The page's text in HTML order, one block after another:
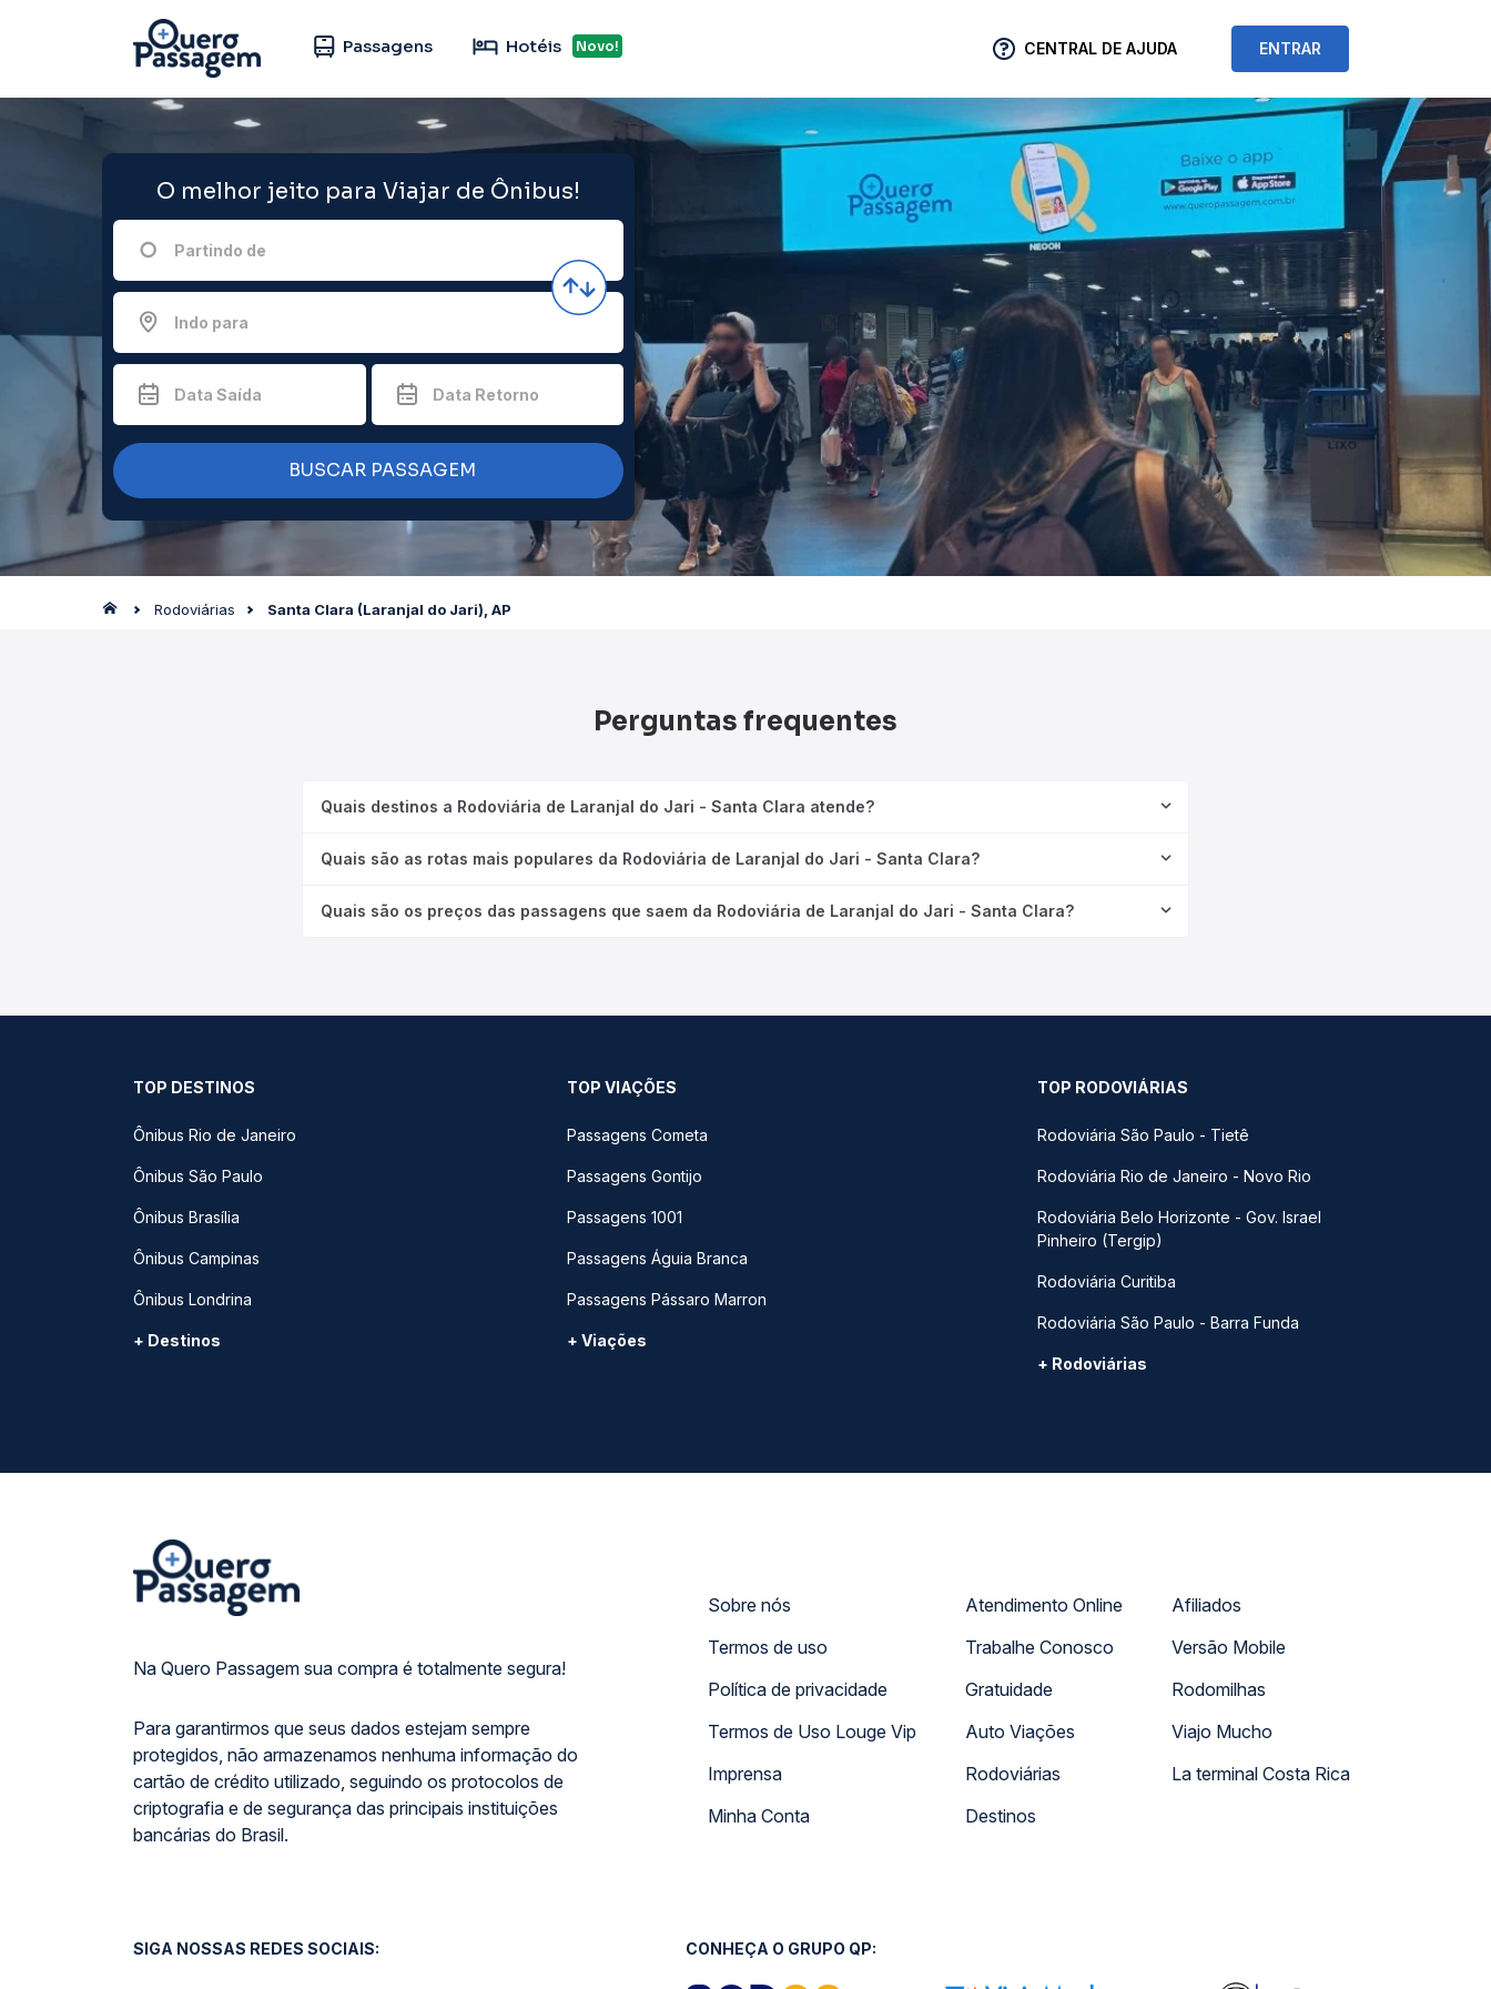
Passagens Hotéis Novo! CENTRAL DE AJUDA ENTRAR
O melhor jeito para Viajar de Ônibus!
Partindo de
Indo para
Data Saída Data Retorno
BUSCAR PASSAGEM
Rodoviárias Santa Clara (Laranjal do Jari), AP
Perguntas frequentes
Quais destinos a Rodoviária de Laranjal do Jari - Santa Clara atende?
Quais são as rotas mais populares da Rodoviária de Laranjal do Jari - Santa Clara?
Quais são os preços das passagens que saem da Rodoviária de Laranjal do Jari - Santa Clara?
TOP DESTINOS
Ônibus Rio de Janeiro
Ônibus São Paulo
Ônibus Brasília
Ônibus Campinas
Ônibus Londrina
+ Destinos
TOP VIAÇÕES
Passagens Cometa
Passagens Gontijo
Passagens 1001
Passagens Águia Branca
Passagens Pássaro Marron
+ Viações
TOP RODOVIÁRIAS
Rodoviária São Paulo - Tietê
Rodoviária Rio de Janeiro - Novo Rio
Rodoviária Belo Horizonte - Gov. Israel
Pinheiro (Tergip)
Rodoviária Curitiba
Rodoviária São Paulo - Barra Funda
+ Rodoviárias
Na Quero Passagem sua compra é totalmente segura!
Para garantirmos que seus dados estejam sempre
protegidos, não armazenamos nenhuma informação do
cartão de crédito utilizado, seguindo os protocolos de
criptografia e de segurança das principais instituições
bancárias do Brasil.
Sobre nós
Termos de uso
Política de privacidade
Termos de Uso Louge Vip
Imprensa
Minha Conta
Atendimento Online
Trabalhe Conosco
Gratuidade
Auto Viações
Rodoviárias
Destinos
Afiliados
Versão Mobile
Rodomilhas
Viajo Mucho
La terminal Costa Rica
SIGA NOSSAS REDES SOCIAIS: CONHEÇA O GRUPO QP: